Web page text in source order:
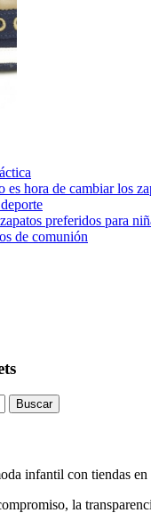
es hora de cambiar los
preferidos para
de comunión
infantil con tiendas
la